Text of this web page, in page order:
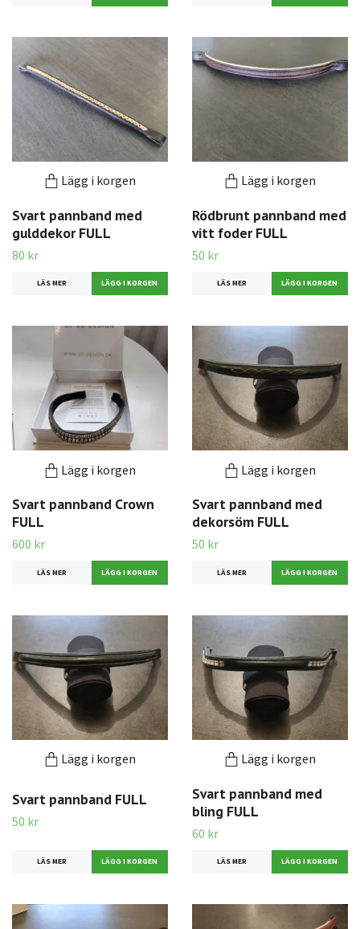
Lägg i korgen
Svart pannband med
gulddekor FULL
80 kr
LÄS MER
Lägg i korgen
Rödbrunt pannband med
vitt foder FULL
50 kr
LÄS MER
Lägg i korgen
Svart pannband Crown
FULL
600 kr
LÄS MER
Lägg i korgen
Svart pannband med
dekorsöm FULL
50 kr
LÄS MER
Lägg i korgen
Svart pannband FULL
50 kr
LÄS MER
Lägg i korgen
Svart pannband med
bling FULL
60 kr
LÄS MER